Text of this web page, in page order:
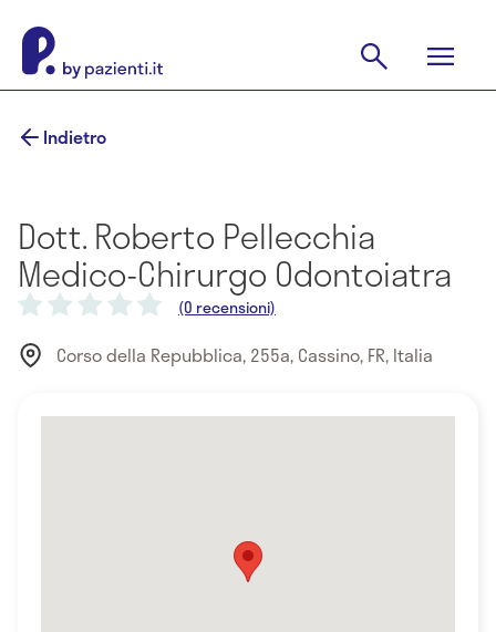
Indietro
Dott. Roberto Pellecchia
Medico-Chirurgo Odontoiatra
(0 recensioni)
Corso della Repubblica, 255a, Cassino, FR, Italia